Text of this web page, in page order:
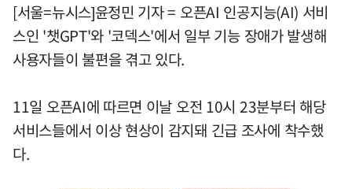
[서울=뉴시스]윤정민 기자 = 오픈AI 인공지능(AI) 서비
스인 '챗GPT'와 '코덱스'에서 일부 기능 장애가 발생해
사용자들이 불편을 겪고 있다.
11일 오픈AI에 따르면 이날 오전 10시 23분부터 해당
서비스들에서 이상 현상이 감지돼 긴급 조사에 착수했
다.